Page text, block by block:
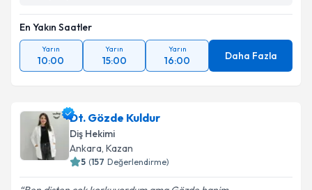
En Yakın Saatler
Yarın
10:00
Yarın
15:00
Yarın
16:00 Daha Fazla
Dt. Gözde Kuldur
Diş Hekimi
Ankara, Kazan
5 (157 Değerlendirme)